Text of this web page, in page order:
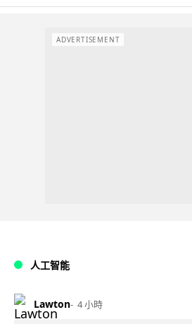
ADVERTISEMENT
人工智能
Lawton 4 小時